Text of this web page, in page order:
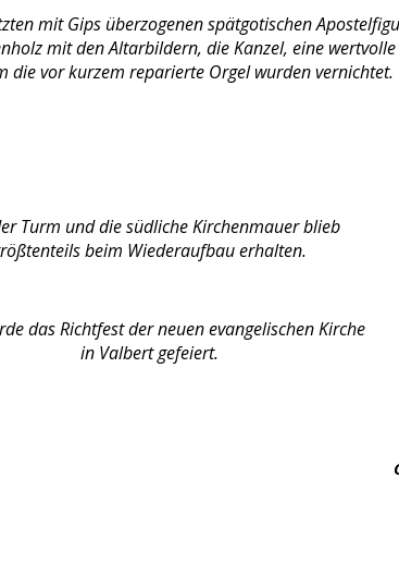
mit Gips überzogenen spätgotischen
mit den Altarbildern, die Kanzel, eine
die vor kurzem reparierte Orgel wurden vernichtet.
Turm und die südliche Kirchenmauer blieb
beim Wiederaufbau erhalten.
das Richtfest der neuen evangelischen Kirche
in Valbert gefeiert.